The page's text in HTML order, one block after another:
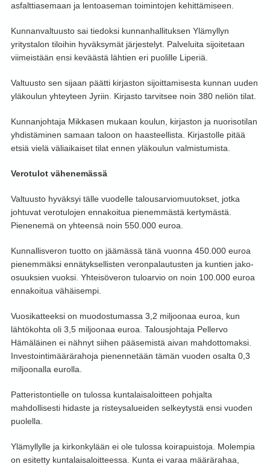
asfalttiasemaan ja lentoaseman toimintojen kehittämiseen.
Kunnanvaltuusto sai tiedoksi kunnanhallituksen Ylämyllyn
yritystalon tiloihin hyväksymät järjestelyt. Palveluita sijoitetaan
viimeistään ensi keväästä lähtien eri puolille Liperiä.
Valtuusto sen sijaan päätti kirjaston sijoittamisesta kunnan uuden
yläkoulun yhteyteen Jyriin. Kirjasto tarvitsee noin 380 neliön tilat.
Kunnanjohtaja Mikkasen mukaan koulun, kirjaston ja nuorisotilan
yhdistäminen samaan taloon on haasteellista. Kirjastolle pitää
etsiä vielä väliaikaiset tilat ennen yläkoulun valmistumista.
Verotulot vähenemässä
Valtuusto hyväksyi tälle vuodelle talousarviomuutokset, jotka
johtuvat verotulojen ennakoitua pienemmästä kertymästä.
Pienenemä on yhteensä noin 550.000 euroa.
Kunnallisveron tuotto on jäämässä tänä vuonna 450.000 euroa
pienemmäksi ennätyksellisten veronpalautusten ja kuntien jako-
osuuksien vuoksi. Yhteisöveron tuloarvio on noin 100.000 euroa
ennakoitua vähäisempi.
Vuosikatteeksi on muodostumassa 3,2 miljoonaa euroa, kun
lähtökohta oli 3,5 miljoonaa euroa. Talousjohtaja Pellervo
Hämäläinen ei nähnyt siihen pääsemistä aivan mahdottomaksi.
Investointimäärärahoja pienennetään tämän vuoden osalta 0,3
miljoonalla eurolla.
Patteristontielle on tulossa kuntalaisaloitteen pohjalta
mahdollisesti hidaste ja risteysalueiden selkeytystä ensi vuoden
puolella.
Ylämyllylle ja kirkonkylään ei ole tulossa koirapuistoja. Molempia
on esitetty kuntalaisaloitteessa. Kunta ei varaa määrärahaa,